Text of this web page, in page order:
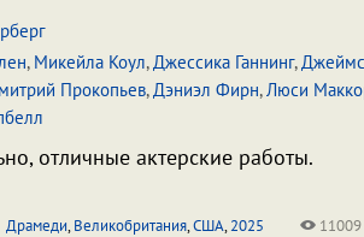
, Микейла Коул,Джессика Ганнинг,
Прокопьев,Дэниэл Фирн,Люси
отличные актерские работы.
Драмеди,Великобритания,США,2025 11009